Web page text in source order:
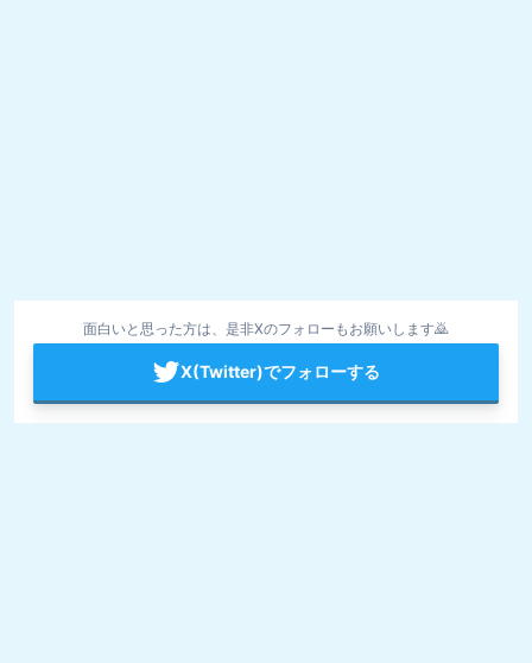
面白いと思った方は、是非Xのフォローもお願いします🙇
X(Twitter)でフォローする